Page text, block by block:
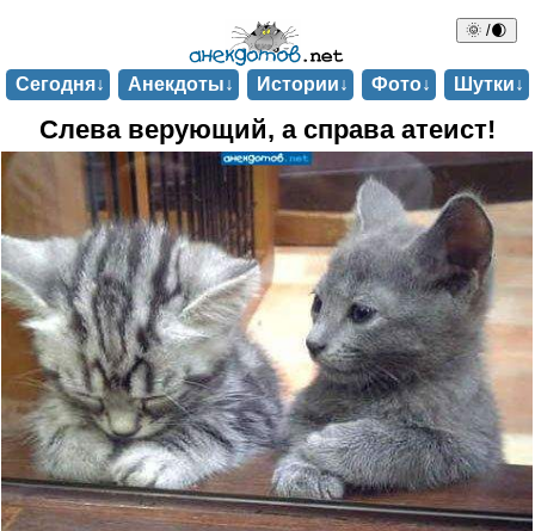
🌞 /🌒
Сегодня↓ Анекдоты↓ Истории↓ Фото↓ Шутки↓
Слева верующий, а справа атеист!